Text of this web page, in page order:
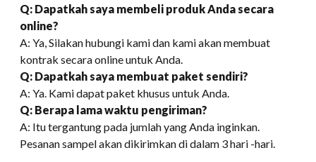
Q: Dapatkah saya membeli produk Anda secara
online?
A: Ya, Silakan hubungi kami dan kami akan membuat
kontrak secara online untuk Anda.
Q: Dapatkah saya membuat paket sendiri?
A: Ya. Kami dapat paket khusus untuk Anda.
Q: Berapa lama waktu pengiriman?
A: Itu tergantung pada jumlah yang Anda inginkan.
Pesanan sampel akan dikirimkan di dalam 3 hari -hari.